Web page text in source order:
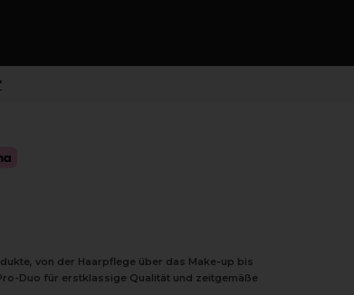
von der Haarpflege über das Make-up bis
Duo für erstklassige Qualität und zeitgemäße